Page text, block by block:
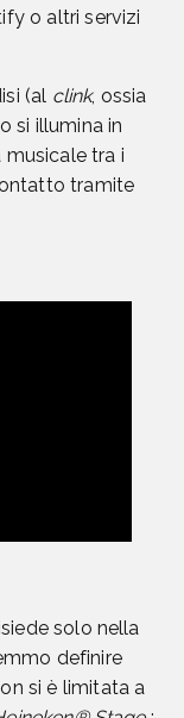
o altri servizi
(al clink, ossia
si illumina in
musicale tra i
tramite
solo nella
definire
si è limitata a